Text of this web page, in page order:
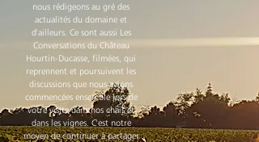
nous rédigeons au gré des
actualités du domaine et
d'ailleurs. Ce sont aussi Les
Conversations du Château
Hourtin-Ducasse, filmées, qui
reprennent et poursuivent les
discussions que nous avions
commencées ensemble lors de
votre visite dans nos chais et
dans les vignes. C'est notre
moyen de continuer à partager